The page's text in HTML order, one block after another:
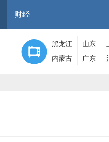
财经
黑龙江 山东
内蒙古
广东